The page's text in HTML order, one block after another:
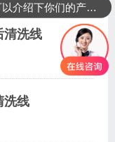
清洗线
洗线
可以介绍下你们的产品么